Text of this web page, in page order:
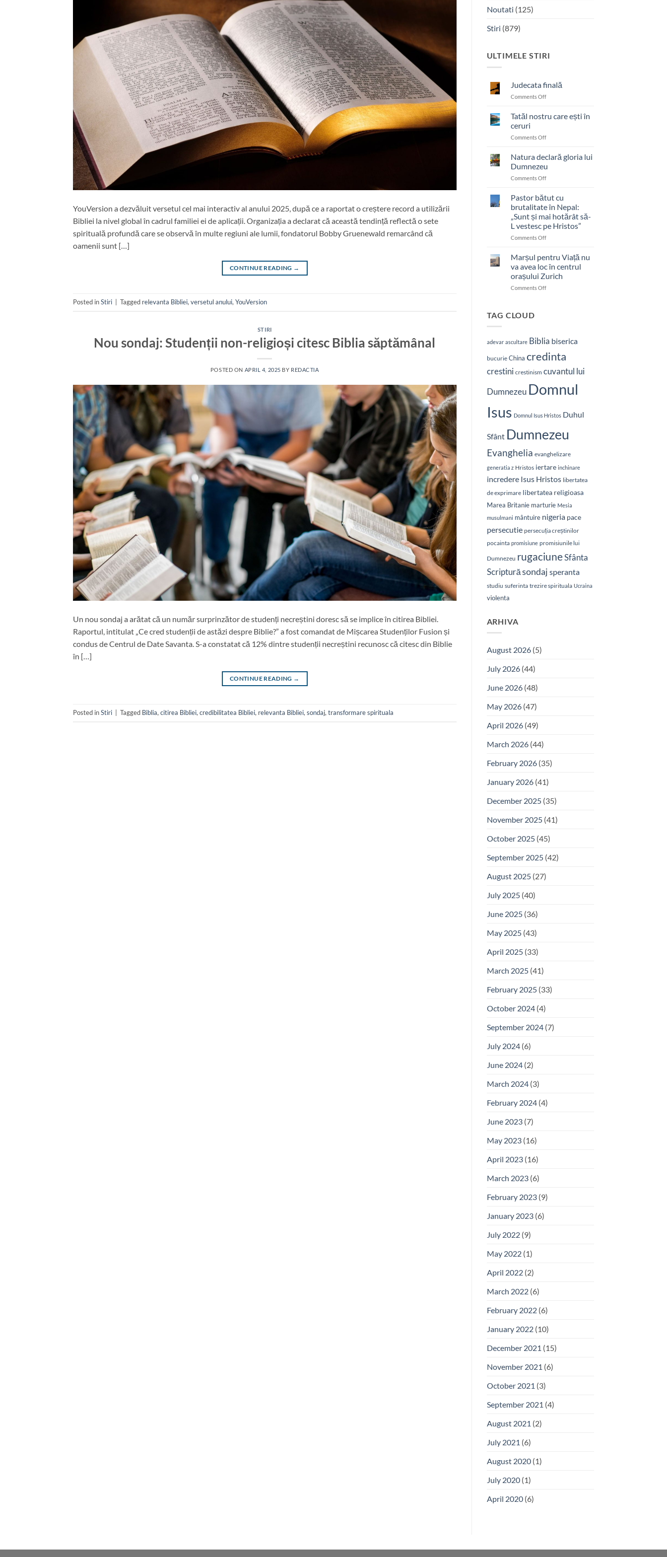
YouVersion a dezvăluit versetul cel mai interactiv al anului 2025, după ce a raportat o creștere record a utilizării
Bibliei la nivel global în cadrul familiei ei de aplicații. Organizația a declarat că această tendință reflectă o sete
spirituală profundă care se observă în multe regiuni ale lumii, fondatorul Bobby Gruenewald remarcând că
oamenii sunt […]
CONTINUE READING →
Posted inStiri Tagged relevanta Bibliei, versetul anului, YouVersion
STIRI
Nou sondaj: Studenții non-religioși citesc Biblia săptămânal
POSTED ON APRIL 4, 2025 BY REDACTIA
Un nou sondaj a arătat că un număr surprinzător de studenți necreștini doresc să se implice în citirea Bibliei.
Raportul, intitulat „Ce cred studenții de astăzi despre Biblie?” a fost comandat de Mișcarea Studenților Fusion și
condus de Centrul de Date Savanta. S-a constatat că 12% dintre studenții necreștini recunosc că citesc din Biblie
în […]
CONTINUE READING →
Posted inStiri Tagged Biblia,citirea Bibliei,credibilitatea Bibliei, relevanta Bibliei,sondaj,transformare spirituala
Noutati (125)
Stiri (879)
ULTIMELE STIRI
Judecata finală
Comments Offon
Tatăl nostru care ești în
ceruri
Comments Offon
nostru
care
ești
în
Natura declară gloria lui
Dumnezeu
Comments Offon
declară
gloria
lui
Dumnezeu
Pastor bătut cu
brutalitate în Nepal:
„Sunt și mai hotărât să-
L vestesc pe Hristos”
Comments Offon
bătut
cu
brutalitate
în
Nepal:
L
pe
Marșul pentru Viață nu
va avea loc în centrul
orașului Zurich
Comments Offon
avea
loc
în
orașului
TAG CLOUD
adevar ascultare Biblia biserica
bucurie China credinta
crestini crestinism cuvantul lui
Dumnezeu Domnul
Isus Domnul Isus Hristos Duhul
Sfânt Dumnezeu
Evanghelia evanghelizare
generatia z Hristos iertare inchinare
incredere Isus Hristos libertatea
de exprimare libertatea religioasa
Marea Britanie marturie Mesia
musulmani mântuire nigeria pace
persecutie persecuția creștinilor
pocainta promisiune promisiunile lui
Dumnezeu rugaciuneSfânta
Scripturăsondaj speranta
studiu suferinta trezire spirituala Ucraina
violenta
ARHIVA
August 2026(5)
July 2026(44)
June 2026(48)
May 2026(47)
April 2026(49)
March 2026(44)
February 2026(35)
January 2026(41)
December 2025(35)
November 2025(41)
October 2025(45)
September 2025(42)
August 2025(27)
July 2025(40)
June 2025(36)
May 2025(43)
April 2025(33)
March 2025(41)
February 2025(33)
October 2024(4)
September 2024(7)
July 2024(6)
June 2024(2)
March 2024(3)
February 2024(4)
June 2023(7)
May 2023(16)
April 2023(16)
March 2023(6)
February 2023(9)
January 2023(6)
July 2022(9)
May 2022(1)
April 2022(2)
March 2022(6)
February 2022(6)
January 2022(10)
December 2021 (15)
November 2021 (6)
October 2021 (3)
September 2021 (4)
August 2021 (2)
July 2021 (6)
August 2020(1)
July 2020(1)
April 2020(6)